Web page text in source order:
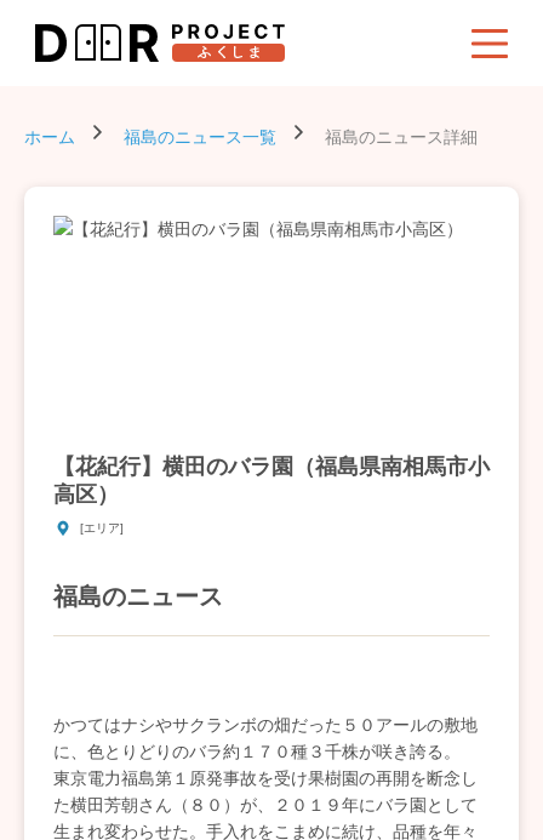
ホーム 福島のニュース一覧 福島のニュース詳細
【花紀行】横田のバラ園（福島県南相馬市小
高区）
[エリア]
福島のニュース
かつてはナシやサクランボの畑だった５０アールの敷地
に、色とりどりのバラ約１７０種３千株が咲き誇る。
東京電力福島第１原発事故を受け果樹園の再開を断念し
た横田芳朝さん（８０）が、２０１９年にバラ園として
生まれ変わらせた。手入れをこまめに続け、品種を年々